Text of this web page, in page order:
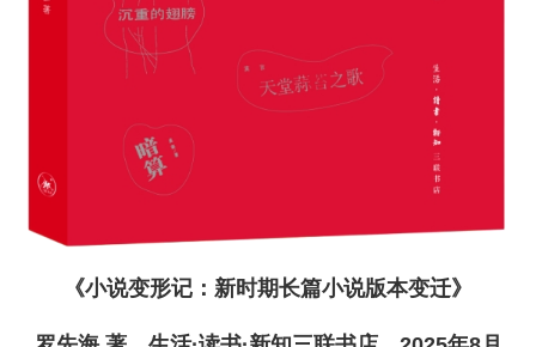
《小说变形记：新时期长篇小说版本变迁》